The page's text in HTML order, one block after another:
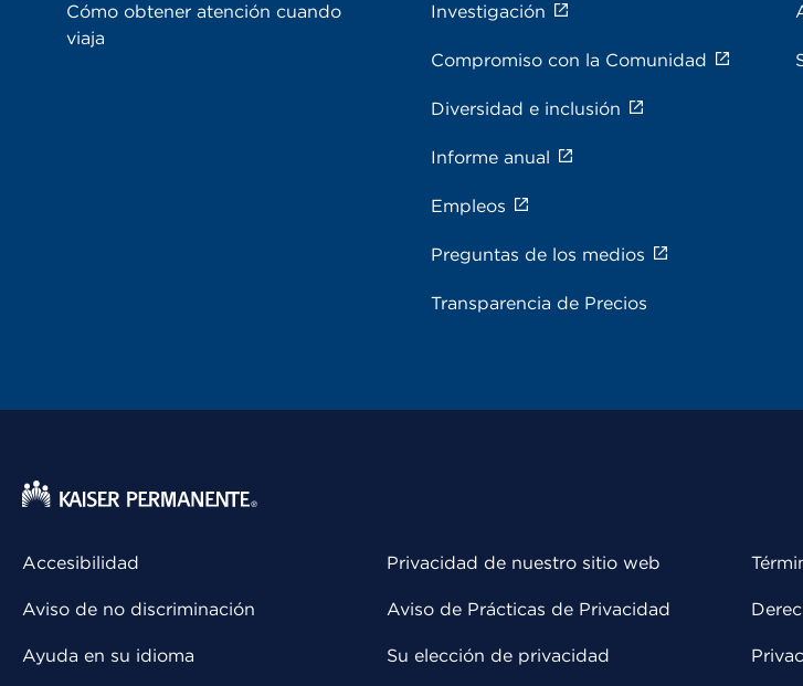
Cómo obtener atención cuando
viaja
Investigación
Compromiso con la Comunidad
Diversidad e inclusión
Informe anual
Empleos
Preguntas de los medios
Transparencia de Precios
Accesibilidad
Aviso de no discriminación
Ayuda en su idioma
Privacidad de nuestro sitio web
Aviso de Prácticas de Privacidad
Su elección de privacidad